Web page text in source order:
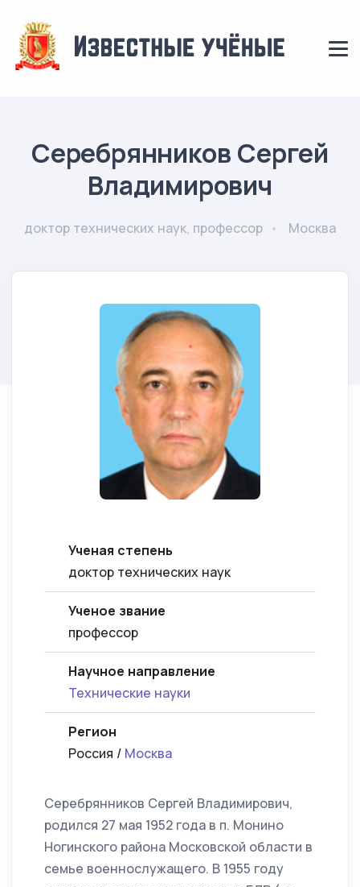
Серебрянников Сергей
Владимирович
доктор технических наук, профессор Москва
Ученая степень
доктор технических наук
Ученое звание
профессор
Научное направление
Технические науки
Регион
Россия / Москва
Серебрянников Сергей Владимирович,
родился 27 мая 1952 года в п. Монино
Ногинского района Московской области в
семье военнослужащего. В 1955 году